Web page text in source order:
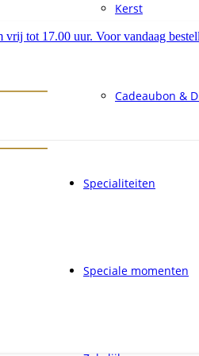
tot 17.00 uur. Voor vandaag
Kerst
Cadeaubon &
Specialiteiten
Speciale momenten